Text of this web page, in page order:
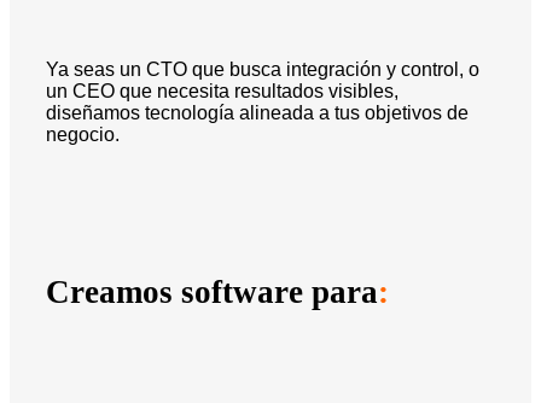
Ya seas un CTO que busca integración y control, o
un CEO que necesita resultados visibles,
diseñamos tecnología alineada a tus objetivos de
negocio.
Creamos software para: